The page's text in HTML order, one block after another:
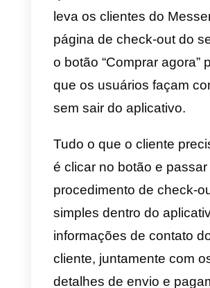
entre o Messenger
catálogo de
Adicionando o
Messenger ao seu
O aplicativo
permite que os
site iniciem um
conta do
computadores